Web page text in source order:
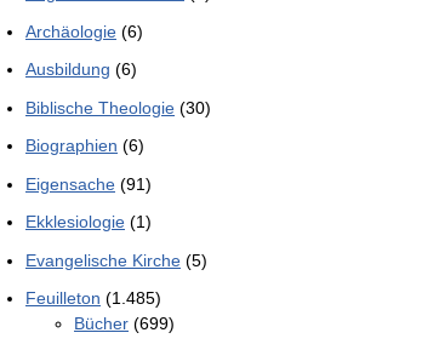
Archäologie (6)
Ausbildung (6)
Biblische Theologie (30)
Biographien (6)
Eigensache (91)
Ekklesiologie (1)
Evangelische Kirche (5)
Feuilleton (1.485)
Bücher (699)